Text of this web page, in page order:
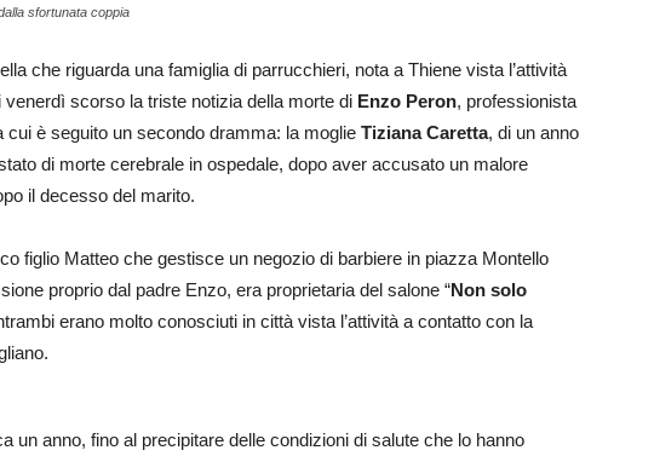
sfortunata coppia
che riguarda una famiglia di parrucchieri, nota a Thiene vista l’attività
scorso la triste notizia della morte di Enzo Peron, professionista
cui è seguito un secondo dramma: la moglie Tiziana Caretta, di un anno
di morte cerebrale in ospedale, dopo aver accusato un malore
il decesso del marito.
figlio Matteo che gestisce un negozio di barbiere in piazza Montello
proprio dal padre Enzo, era proprietaria del salone “Non solo
erano molto conosciuti in città vista l’attività a contatto con la
un anno, fino al precipitare delle condizioni di salute che lo hanno